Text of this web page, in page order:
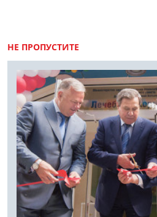
НЕ ПРОПУСТИТЕ